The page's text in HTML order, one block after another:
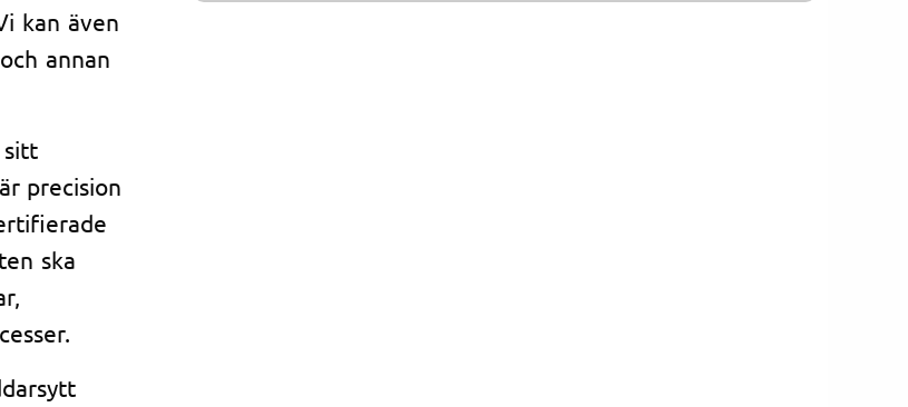
kan även
annan
sitt
precision
ska